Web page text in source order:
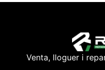
Venta, lloguer i